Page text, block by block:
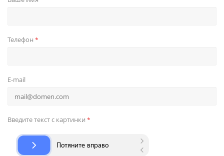
Телефон *
E-mail
Введите текст с картинки *